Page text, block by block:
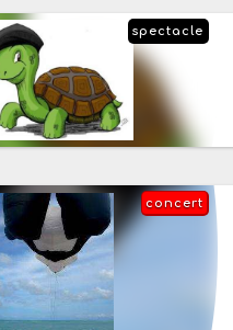
spectacle
concert